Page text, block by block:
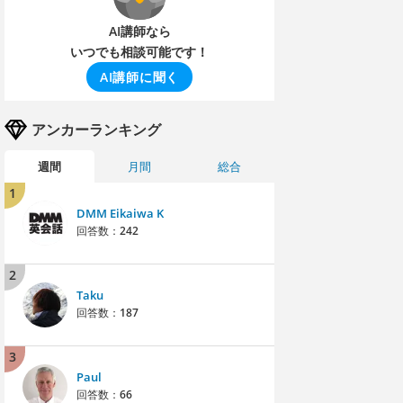
AI講師なら
いつでも相談可能です！
AI講師に聞く
アンカーランキング
週間 月間 総合
1
DMM Eikaiwa K
回答数： 242
2
Taku
回答数： 187
3
Paul
回答数： 66